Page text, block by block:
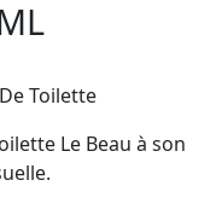
De Toilette
Le Beau à son